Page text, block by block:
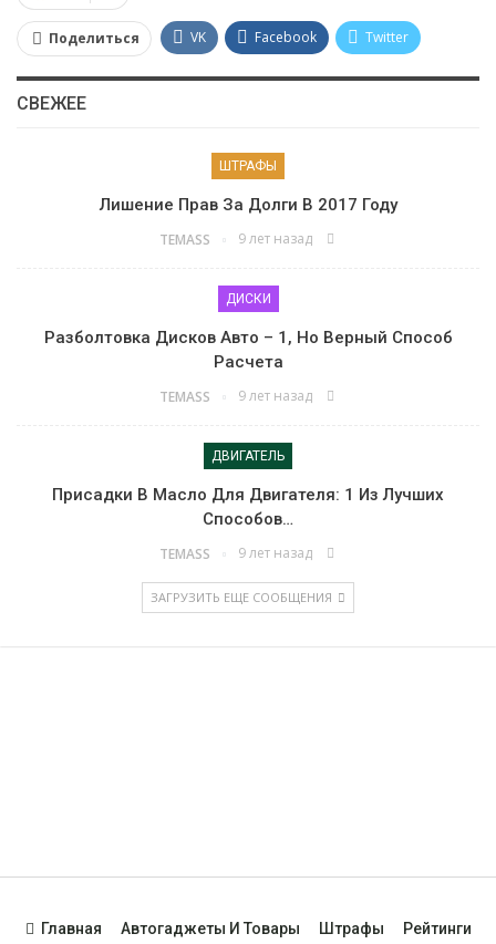
Поделиться VK Facebook Twitter
Google+ Viber WhatsApp
СВЕЖЕЕ
ШТРАФЫ
Лишение Прав За Долги В 2017 Году
TEMASS 9 лет назад
ДИСКИ
Разболтовка Дисков Авто – 1, Но Верный Способ
Расчета
TEMASS 9 лет назад
ДВИГАТЕЛЬ
Присадки В Масло Для Двигателя: 1 Из Лучших
Способов…
TEMASS 9 лет назад
ЗАГРУЗИТЬ ЕЩЕ СООБЩЕНИЯ
Главная Автогаджеты И Товары Штрафы Рейтинги